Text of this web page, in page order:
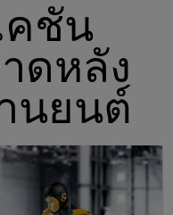
คชัน
ดหลัง
นยนต์